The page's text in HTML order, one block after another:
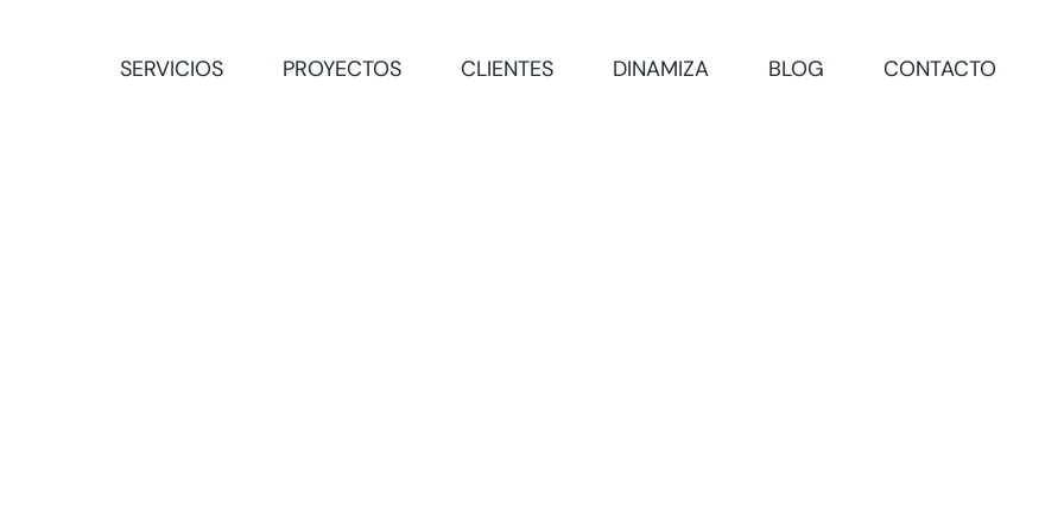
SERVICIOS PROYECTOS CLIENTES DINAMIZA BLOG CONTACTO